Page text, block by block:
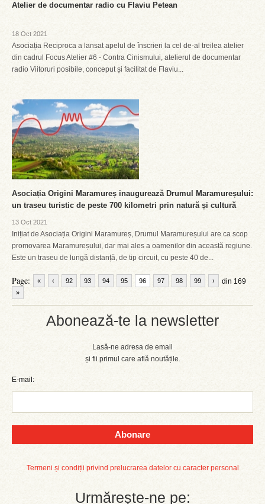
Abonează-te la newsletter
Lasă-ne adresa de email
și fii primul care află noutățile.
E-mail:
Abonare
Termeni și condiții privind prelucrarea datelor cu caracter personal
Urmărește-ne pe:
Atelier de documentar radio cu Flaviu Petean
18 Oct 2021
Asociația Reciproca a lansat apelul de înscrieri la cel de-al treilea atelier
din cadrul Focus Atelier #6 - Contra Cinismului, atelierul de documentar
radio Viitoruri posibile, conceput și facilitat de Flaviu...
Asociația Origini Maramureș inaugurează Drumul Maramureșului:
un traseu turistic de peste 700 kilometri prin natură și cultură
13 Oct 2021
Inițiat de Asociația Origini Maramureș, Drumul Maramureșului are ca scop
promovarea Maramureșului, dar mai ales a oamenilor din această regiune.
Este un traseu de lungă distanță, de tip circuit, cu peste 40 de...
Page: « ‹ 92 93 94 95 96 97 98 99 din 169
›
»